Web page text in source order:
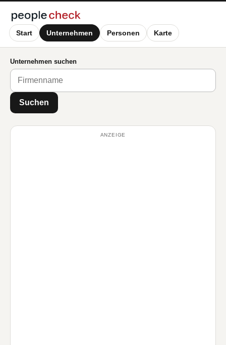
Start Unternehmen Personen Karte
Unternehmen suchen
Suchen
ANZEIGE